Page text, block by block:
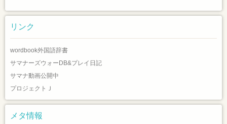
リンク
wordbook外国語辞書
サマナーズウォーDB&プレイ日記
サマナ動画公開中
プロジェクトＪ
メタ情報